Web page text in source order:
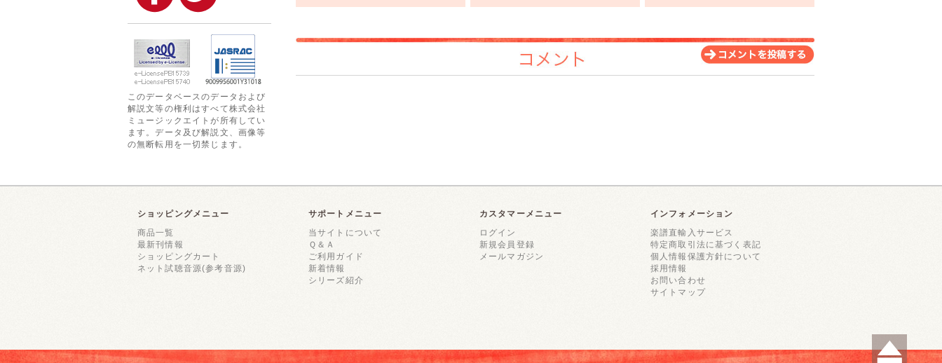
このデータベースのデータおよび
解説文等の権利はすべて株式会社
ミュージックエイトが所有してい
ます。データ及び解説文、画像等
の無断転用を一切禁じます。
コメント
ショッピングメニュー
商品一覧
最新刊情報
ショッピングカート
ネット試聴音源(参考音源)
サポートメニュー
当サイトについて
Ｑ＆Ａ
ご利用ガイド
新着情報
シリーズ紹介
カスタマーメニュー
ログイン
新規会員登録
メールマガジン
インフォメーション
楽譜直輸入サービス
特定商取引法に基づく表記
個人情報保護方針について
採用情報
お問い合わせ
サイトマップ